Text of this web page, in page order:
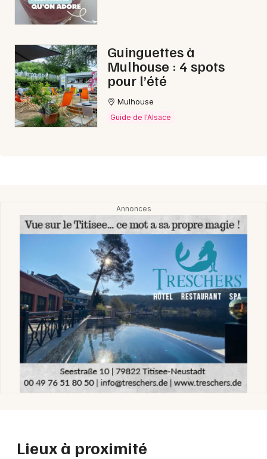
Guinguettes à
Mulhouse : 4 spots
pour l’été
Mulhouse
Guide de l'Alsace
Lieux à proximité